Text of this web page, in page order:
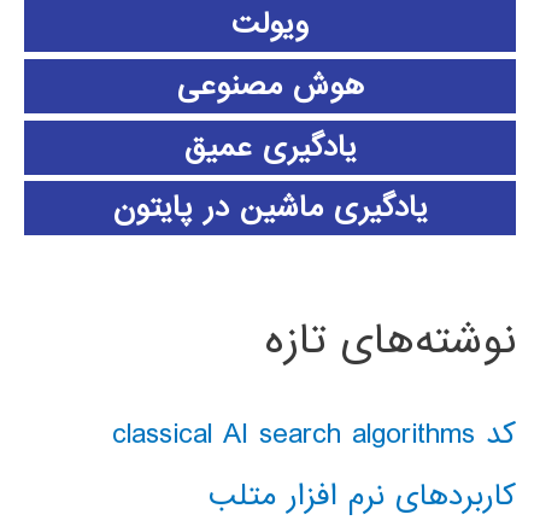
ویولت
هوش مصنوعی
یادگیری عمیق
یادگیری ماشین در پایتون
نوشته‌های تازه
کد classical AI search algorithms
کاربردهای نرم افزار متلب